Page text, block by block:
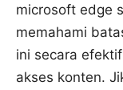
microsoft edge
memahami
ini secara
akses konten.